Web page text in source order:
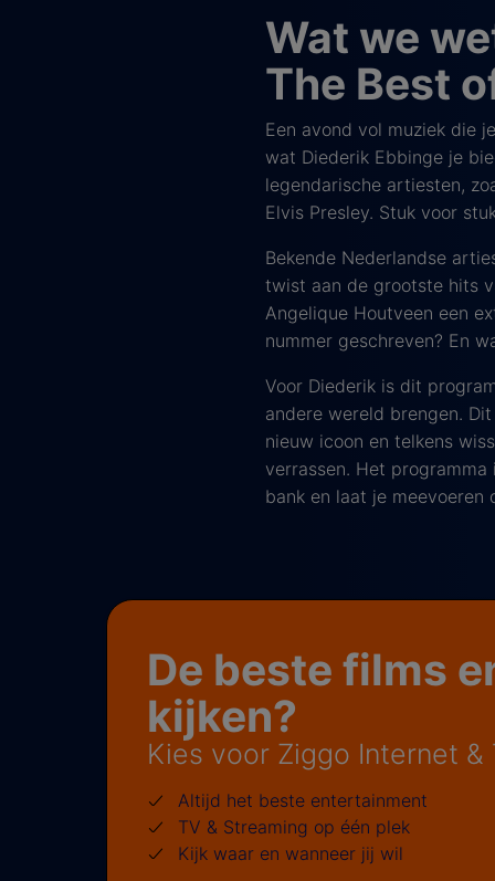
Wat we
The Best
Een avond vol muziek die
wat Diederik Ebbinge je
legendarische artiesten,
Elvis Presley. Stuk voor
Bekende Nederlandse
twist aan de grootste hits
Angelique Houtveen een
nummer geschreven? En
Voor Diederik is dit
andere wereld brengen.
nieuw icoon en telkens
verrassen. Het
bank en laat je meevoeren
De beste films
kijken?
Kies voor Ziggo Internet &
Altijd het beste entertainment
TV & Streaming op één plek
Kijk waar en wanneer jij wil